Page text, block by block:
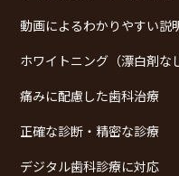
動画によるわかりやすい説
ホワイトニング（漂白剤な
痛みに配慮した歯科治療
正確な診断・精密な診療
デジタル歯科診療に対応